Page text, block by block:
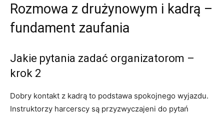
Rozmowa z drużynowym i kadrą –
fundament zaufania
Jakie pytania zadać organizatorom –
krok 2
Dobry kontakt z kadrą to podstawa spokojnego wyjazdu.
Instruktorzy harcerscy są przyzwyczajeni do pytań